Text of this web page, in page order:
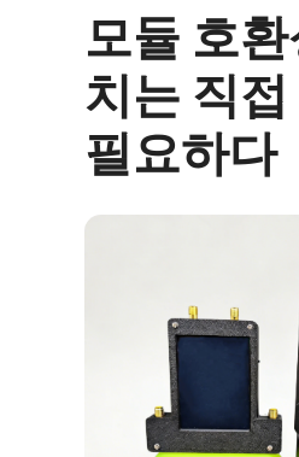
모듈 호
치는 직
필요하다